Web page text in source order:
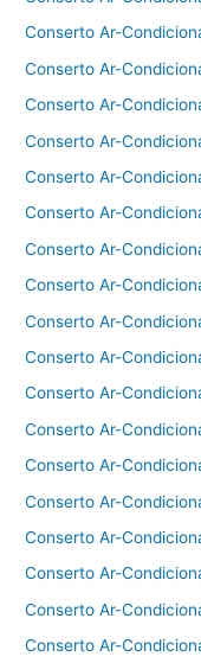
Conserto Ar-
Conserto Ar-
Conserto Ar-
Conserto Ar-
Conserto Ar-
Conserto Ar-
Conserto Ar-
Conserto Ar-
Conserto Ar-
Conserto Ar-
Conserto Ar-
Conserto Ar-
Conserto Ar-
Conserto Ar-
Conserto Ar-
Conserto Ar-
Conserto Ar-
Conserto Ar-